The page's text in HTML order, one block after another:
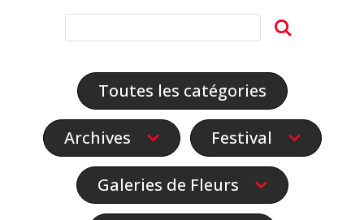
Toutes les catégories
Archives Festival
Galeries de Fleurs